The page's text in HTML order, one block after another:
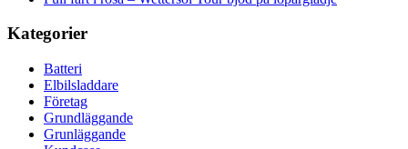
Kategorier
Batteri
Elbilsladdare
Företag
Grundläggande
Grunläggande